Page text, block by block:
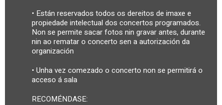
• Están reservados todos os dereitos de imaxe e
propiedade intelectual dos concertos programados.
Non se permite sacar fotos nin gravar antes, durante
nin ao rematar o concerto sen a autorización da
organización
• Unha vez comezado o concerto non se permitirá o
acceso á sala
RECOMÉNDASE: